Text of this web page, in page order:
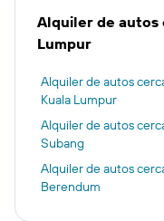
Alquiler de autos
Lumpur
Alquiler de autos
Kuala Lumpur
Alquiler de autos
Subang
Alquiler de autos
Berendum